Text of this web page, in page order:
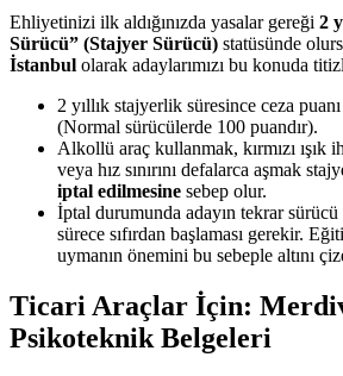
Ehliyetinizi ilk aldığınızda yasalar gereği 2
Sürücü” (Stajyer Sürücü) statüsünde
İstanbul olarak adaylarımızı bu konuda
2 yıllık stajyerlik süresince ceza puanı
(Normal sürücülerde 100 puandır).
Alkollü araç kullanmak, kırmızı ışık
veya hız sınırını defalarca aşmak
iptal edilmesine sebep olur.
İptal durumunda adayın tekrar sürücü
sürece sıfırdan başlaması gerekir.
uymanın önemini bu sebeple altını
Ticari Araçlar İçin:
Psikoteknik Belgeleri